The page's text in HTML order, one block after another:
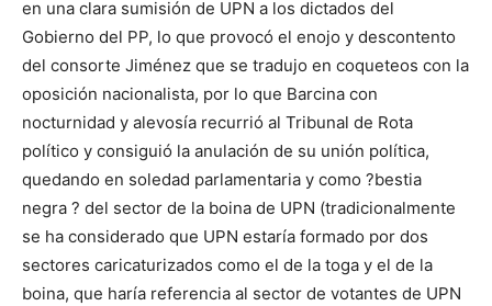
en una clara sumisión de UPN a los dictados del
Gobierno del PP, lo que provocó el enojo y descontento
del consorte Jiménez que se tradujo en coqueteos con la
oposición nacionalista, por lo que Barcina con
nocturnidad y alevosía recurrió al Tribunal de Rota
político y consiguió la anulación de su unión política,
quedando en soledad parlamentaria y como ?bestia
negra ? del sector de la boina de UPN (tradicionalmente
se ha considerado que UPN estaría formado por dos
sectores caricaturizados como el de la toga y el de la
boina, que haría referencia al sector de votantes de UPN